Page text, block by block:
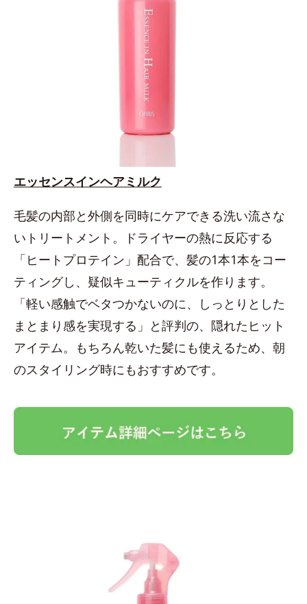
エッセンスインヘアミルク
毛髪の内部と外側を同時にケアできる洗い流さな
いトリートメント。ドライヤーの熱に反応する
「ヒートプロテイン」配合で、髪の1本1本をコー
ティングし、疑似キューティクルを作ります。
「軽い感触でベタつかないのに、しっとりとした
まとまり感を実現する」と評判の、隠れたヒット
アイテム。もちろん乾いた髪にも使えるため、朝
のスタイリング時にもおすすめです。